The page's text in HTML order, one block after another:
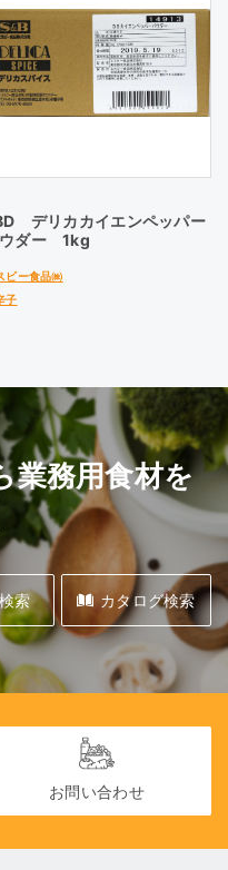
デリカカイエンペッパー
ダー 1kg
ビー食品㈱
子
業務用食材を
索 カタログ検索
お問い合わせ